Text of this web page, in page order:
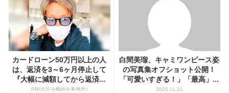
カードローン50万円以上の人
は、返済を3～6ヶ月停止して
『大幅に減額してから返済...
PR(渋谷法務総合事務所)
白間美瑠、キャミワンピース姿
の写真集オフショット公開！
「可愛いすぎる！」「最高」...
2025.11.21